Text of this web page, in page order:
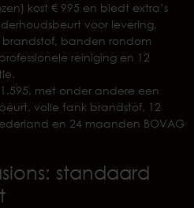
kost € 995 en biedt extra’s
voor levering,
banden rondom
reiniging en 12
met onder andere een
volle tank brandstof, 12
en 24 maanden BOVAG
standaard